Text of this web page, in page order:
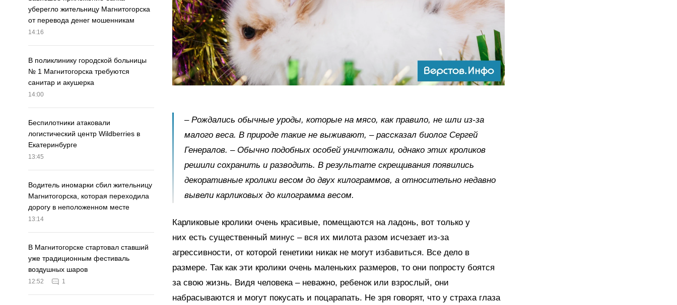
уберегло жительницу Магнитогорска
от перевода денег мошенникам
14:16
В поликлинику городской больницы
№ 1 Магнитогорска требуются
санитар и акушерка
14:00
Беспилотники атаковали
логистический центр Wildberries в
Екатеринбурге
13:45
Водитель иномарки сбил жительницу
Магнитогорска, которая переходила
дорогу в неположенном месте
13:14
В Магнитогорске стартовал ставший
уже традиционным фестиваль
воздушных шаров
12:52 1
– Рождались обычные уроды, которые на мясо, как правило, не шли из-за
малого веса. В природе такие не выживают, – рассказал биолог Сергей
Генералов. – Обычно подобных особей уничтожали, однако этих кроликов
решили сохранить и разводить. В результате скрещивания появились
декоративные кролики весом до двух килограммов, а относительно недавно
вывели карликовых до килограмма весом.
Карликовые кролики очень красивые, помещаются на ладонь, вот только у
них есть существенный минус – вся их милота разом исчезает из-за
агрессивности, от которой генетики никак не могут избавиться. Все дело в
размере. Так как эти кролики очень маленьких размеров, то они попросту боятся
за свою жизнь. Видя человека – неважно, ребенок или взрослый, они
набрасываются и могут покусать и поцарапать. Не зря говорят, что у страха глаза